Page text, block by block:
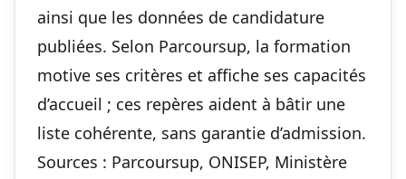
ainsi que les données de candidature
publiées. Selon Parcoursup, la formation
motive ses critères et affiche ses capacités
d’accueil ; ces repères aident à bâtir une
liste cohérente, sans garantie d’admission.
Sources : Parcoursup, ONISEP, Ministère